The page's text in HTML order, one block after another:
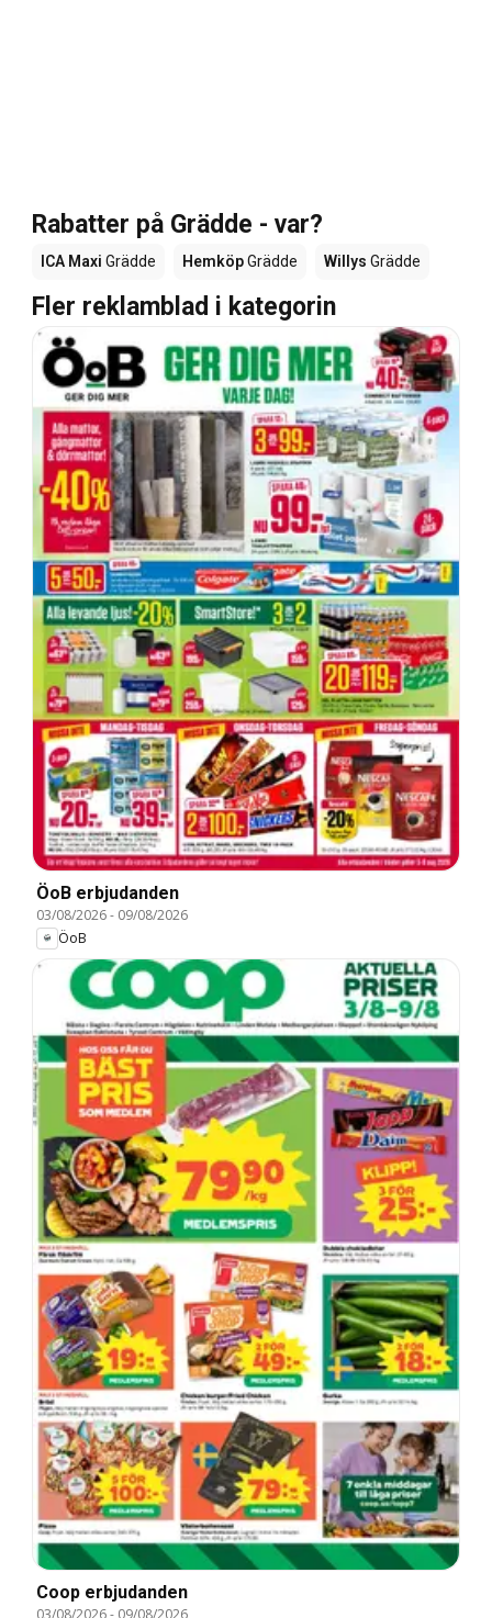
Rabatter på Grädde - var?
ICA Maxi Grädde HemköpGrädde Willys Grädde
Fler reklamblad i kategorin
ÖoB erbjudanden
03/08/2026- 09/08/2026
ÖoB
Coop erbjudanden
03/08/2026- 09/08/2026